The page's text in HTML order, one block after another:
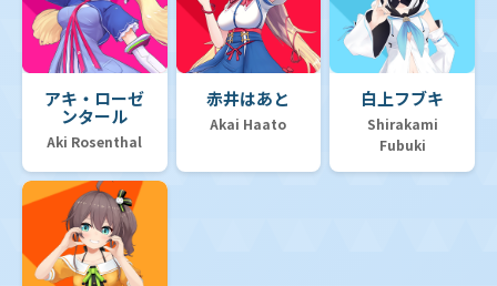
アキ・ローゼ
ンタール
Aki Rosenthal
赤井はあと
Akai Haato
白上フブキ
Shirakami
Fubuki